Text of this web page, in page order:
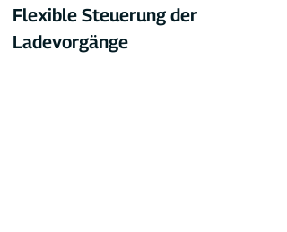
Flexible Steuerung der
Ladevorgänge